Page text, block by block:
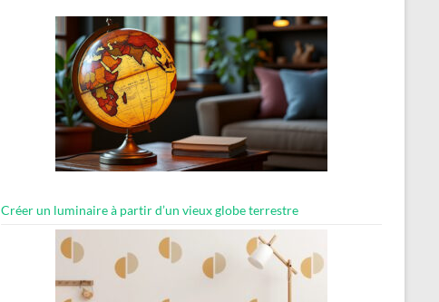
Créer un luminaire à partir d’un vieux globe terrestre